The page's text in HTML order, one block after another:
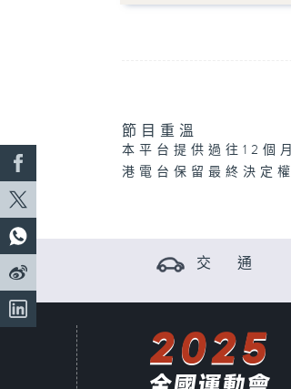
節目重溫
本平台提供過往12個
港電台保留最終決定權
交 通